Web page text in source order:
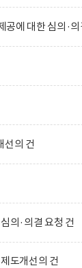
공에 대한 심의·의
선의 건
의·의결 요청 건
도개선의 건